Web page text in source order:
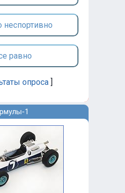
неспортивно
равно
опроса ]
1